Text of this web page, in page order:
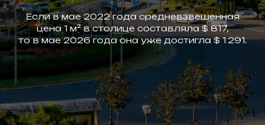
Если в мае 2022 года средневзвешенная
цена 1 м² в столице составляла $ 817,
то в мае 2026 года она уже достигла $ 1 291.